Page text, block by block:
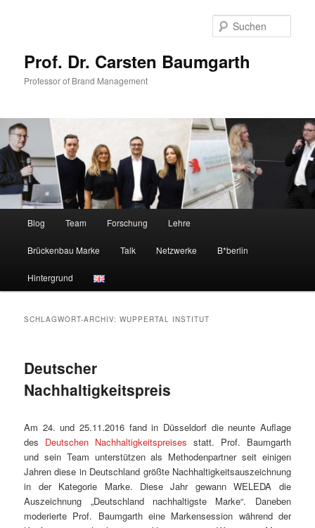
Prof. Dr. Carsten Baumgarth
Professor of Brand Management
Blog Team Forschung Lehre
Brückenbau Marke Talk Netzwerke B*berlin
Hintergrund
SCHLAGWORT-ARCHIV:WUPPERTAL INSTITUT
Deutscher
Nachhaltigkeitspreis
Am 24. und 25.11.2016 fand in Düsseldorf die neunte Auflage
des Deutschen Nachhaltigkeitspreises statt. Prof. Baumgarth
und sein Team unterstützen als Methodenpartner seit einigen
Jahren diese in Deutschland größte Nachhaltigkeitsauszeichnung
in der Kategorie Marke. Diese Jahr gewann WELEDA die
Auszeichnung „Deutschland nachhaltigste Marke“. Daneben
moderierte Prof. Baumgarth eine Markensession während der